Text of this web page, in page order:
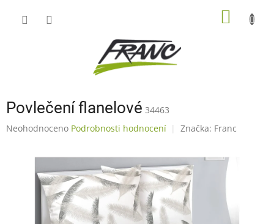
Povlečení flanelové 34463
Průměrné
Neohodnoceno Podrobnosti hodnocení Značka: Franc